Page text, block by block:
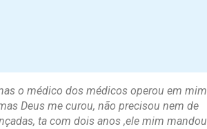
o médico dos médicos operou em mim
Deus me curou, não precisou nem de
ta com dois anos ,ele mim mandou